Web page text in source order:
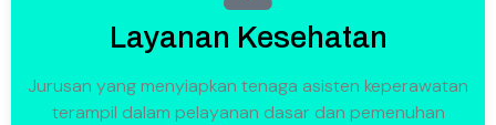
Layanan Kesehatan
Jurusan yang menyiapkan tenaga asisten keperawatan
terampil dalam pelayanan dasar dan pemenuhan